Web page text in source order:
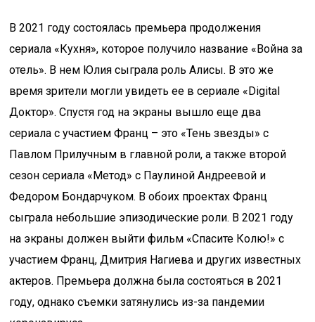
В 2021 году состоялась премьера продолжения
сериала «Кухня», которое получило название «Война за
отель». В нем Юлия сыграла роль Алисы. В это же
время зрители могли увидеть ее в сериале «Digital
Доктор». Спустя год на экраны вышло еще два
сериала с участием Франц – это «Тень звезды» с
Павлом Прилучным в главной роли, а также второй
сезон сериала «Метод» с Паулиной Андреевой и
Федором Бондарчуком. В обоих проектах Франц
сыграла небольшие эпизодические роли. В 2021 году
на экраны должен выйти фильм «Спасите Колю!» с
участием Франц, Дмитрия Нагиева и других известных
актеров. Премьера должна была состояться в 2021
году, однако съемки затянулись из-за пандемии